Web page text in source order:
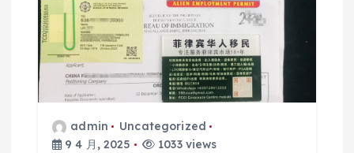
admin
Uncategorized
9 4 月, 2025
1033 views